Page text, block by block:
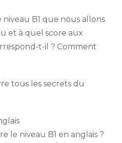
niveau B1 que nous allons
et à quel score aux
t-il ? Comment
tous les secrets du
le niveau B1 en anglais ?